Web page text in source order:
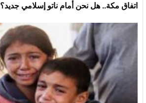
اتفاق مكة.. هل نحن أمام ناتو إسلامي جديد؟